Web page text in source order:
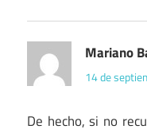
Mariano
14 de
De hecho, si no